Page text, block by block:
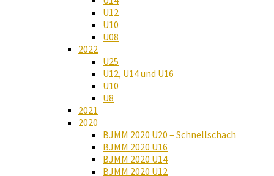
U12
U10
U08
2022
U25
U12, U14 und U16
U10
U8
2021
2020
BJMM 2020 U20 – Schnellschach
BJMM 2020 U16
BJMM 2020 U14
BJMM 2020 U12